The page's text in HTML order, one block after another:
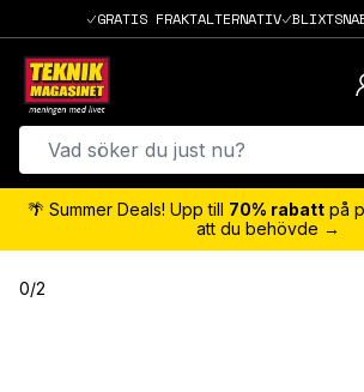
GRATIS FRAKTALTERNATIV
🌴 Summer Deals! Upp till 70% rabatt på
att du behövde →
0/2